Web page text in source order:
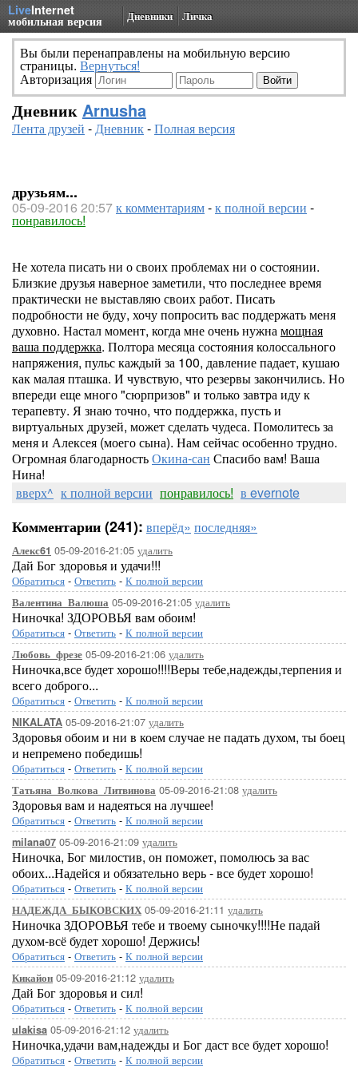
LiveInternet
мобильная версия Дневники Личка
Вы были перенаправлены на мобильную версию
страницы. Вернуться!
Авторизация
Дневник Arnusha
Лента друзей -Дневник-Полная версия
друзьям...
05-09-2016 20:57к комментариям-к полной версии -
понравилось!
Не хотела писать ни о своих проблемах ни о состоянии.
Близкие друзья наверное заметили, что последнее время
практически не выставляю своих работ. Писать
подробности не буду, хочу попросить вас поддержать меня
духовно. Настал момент, когда мне очень нужнамощная
ваша поддержка. Полтора месяца состояния колоссального
напряжения, пульс каждый за 100, давление падает, кушаю
как малая пташка. И чувствую, что резервы закончились. Но
впереди еще много "сюрпризов" и только завтра иду к
терапевту. Я знаю точно, что поддержка, пусть и
виртуальных друзей, может сделать чудеса. Помолитесь за
меня и Алексея (моего сына). Нам сейчас особенно трудно.
Огромная благодарностьОкина-сан Спасибо вам! Ваша
Нина!
вверх^ к полной версии понравилось! в evernote
Комментарии (241): вперёд» последняя»
Алекс61 05-09-2016-21:05 удалить
Дай Бог здоровья и удачи!!!
Обратиться - Ответить - К полной версии
Валентина_Валюша 05-09-2016-21:05 удалить
Ниночка! ЗДОРОВЬЯ вам обоим!
Обратиться - Ответить - К полной версии
Любовь_фрезе 05-09-2016-21:06 удалить
Ниночка,все будет хорошо!!!!Веры тебе,надежды,терпения и
всего доброго...
Обратиться - Ответить - К полной версии
NIKALATA 05-09-2016-21:07 удалить
Здоровья обоим и ни в коем случае не падать духом, ты боец
и непремено победишь!
Обратиться - Ответить - К полной версии
Татьяна_Волкова_Литвинова 05-09-2016-21:08 удалить
Здоровья вам и надеяться на лучшее!
Обратиться - Ответить - К полной версии
milana07 05-09-2016-21:09 удалить
Ниночка, Бог милостив, он поможет, помолюсь за вас
обоих...Надейся и обязательно верь - все будет хорошо!
Обратиться - Ответить - К полной версии
НАДЕЖДА_БЫКОВСКИХ 05-09-2016-21:11 удалить
Ниночка ЗДОРОВЬЯ тебе и твоему сыночку!!!!Не падай
духом-всё будет хорошо! Держись!
Обратиться - Ответить - К полной версии
Кикайон 05-09-2016-21:12 удалить
Дай Бог здоровья и сил!
Обратиться - Ответить - К полной версии
ulakisa 05-09-2016-21:12 удалить
Ниночка,удачи вам,надежды и Бог даст все будет хорошо!
Обратиться - Ответить - К полной версии